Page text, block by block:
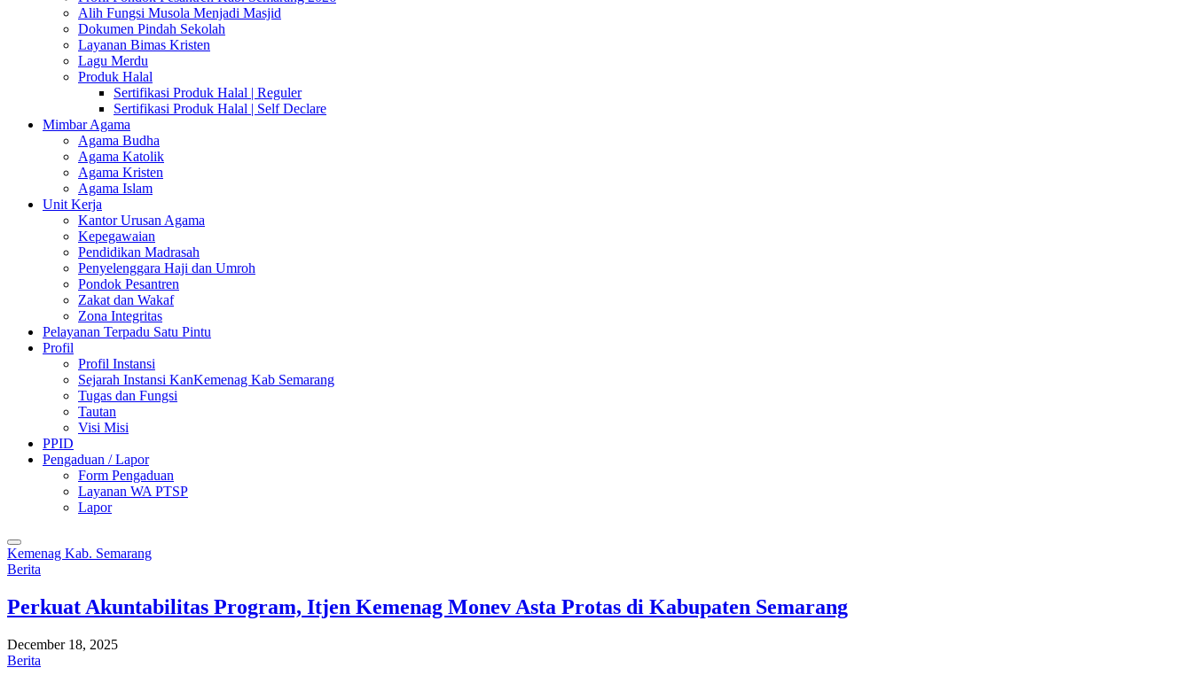
Alih Fungsi Musola Menjadi Masjid
Dokumen Pindah Sekolah
Layanan Bimas Kristen
Lagu Merdu
Produk Halal
Sertifikasi Produk Halal | Reguler
Sertifikasi Produk Halal | Self Declare
Mimbar Agama
Agama Budha
Agama Katolik
Agama Kristen
Agama Islam
Unit Kerja
Kantor Urusan Agama
Kepegawaian
Pendidikan Madrasah
Penyelenggara Haji dan Umroh
Pondok Pesantren
Zakat dan Wakaf
Zona Integritas
Pelayanan Terpadu Satu Pintu
Profil
Profil Instansi
Sejarah Instansi KanKemenag Kab Semarang
Tugas dan Fungsi
Tautan
Visi Misi
PPID
Pengaduan / Lapor
Form Pengaduan
Layanan WA PTSP
Lapor
Kemenag Kab. Semarang
Berita
Perkuat Akuntabilitas Program, Itjen Kemenag Monev Asta Protas di Kabupaten Semarang
December 18, 2025
Berita